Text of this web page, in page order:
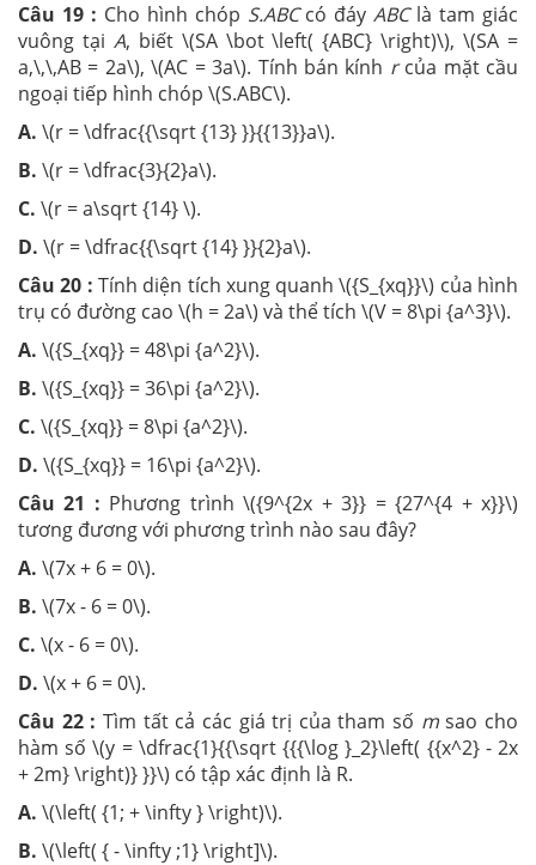
Câu 19 : Cho hình chóp S.ABCcó đáyABC là tam giác
vuông tại A, biết \(SA \bot \left( {ABC} \right)\), \(SA =
a,\,\,AB = 2a\), \(AC = 3a\). Tính bán kính rcủa mặt cầu
ngoại tiếp hình chóp \(S.ABC\).
A. \(r = \dfrac{{\sqrt {13} }}{{13}}a\).
B. \(r = \dfrac{3}{2}a\).
C. \(r = a\sqrt {14} \).
D. \(r = \dfrac{{\sqrt {14} }}{2}a\).
Câu 20 : Tính diện tích xung quanh \({S_{xq}}\) của hình
trụ có đường cao \(h = 2a\) và thể tích \(V = 8\pi {a^3}\).
A. \({S_{xq}} = 48\pi {a^2}\).
B. \({S_{xq}} = 36\pi {a^2}\).
C. \({S_{xq}} = 8\pi {a^2}\).
D. \({S_{xq}} = 16\pi {a^2}\).
Câu 21 : Phương trình \({9^{2x + 3}} = {27^{4 + x}}\)
tương đương với phương trình nào sau đây?
A. \(7x + 6 = 0\).
B. \(7x - 6 = 0\).
C. \(x - 6 = 0\).
D. \(x + 6 = 0\).
Câu 22 : Tìm tất cả các giá trị của tham số msao cho
hàm số \(y = \dfrac{1}{{\sqrt {{{\log }_2}\left( {{x^2} - 2x
+ 2m} \right)} }}\) có tập xác định là R.
A. \(\left( {1; + \infty } \right)\).
B. \(\left( { - \infty ;1} \right]\).